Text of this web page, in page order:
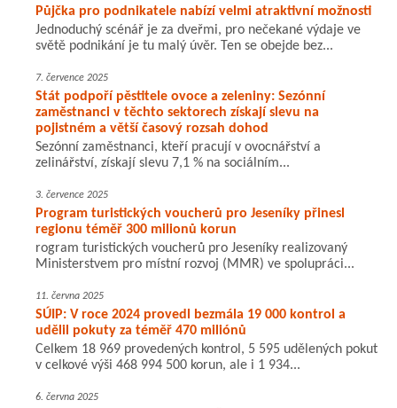
Půjčka pro podnikatele nabízí velmi atraktivní možnosti
Jednoduchý scénář je za dveřmi, pro nečekané výdaje ve
světě podnikání je tu malý úvěr. Ten se obejde bez...
7. července 2025
Stát podpoří pěstitele ovoce a zeleniny: Sezónní
zaměstnanci v těchto sektorech získají slevu na
pojistném a větší časový rozsah dohod
Sezónní zaměstnanci, kteří pracují v ovocnářství a
zelinářství, získají slevu 7,1 % na sociálním...
3. července 2025
Program turistických voucherů pro Jeseníky přinesl
regionu téměř 300 milionů korun
rogram turistických voucherů pro Jeseníky realizovaný
Ministerstvem pro místní rozvoj (MMR) ve spolupráci...
11. června 2025
SÚIP: V roce 2024 provedl bezmála 19 000 kontrol a
udělil pokuty za téměř 470 miliónů
Celkem 18 969 provedených kontrol, 5 595 udělených pokut
v celkové výši 468 994 500 korun, ale i 1 934...
6. června 2025